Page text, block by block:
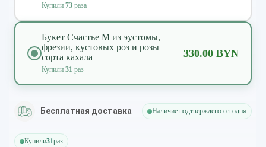
Купили 73 раза
Букет Счастье M из эустомы,
фрезии, кустовых роз и розы
сорта кахала
Купили 31 раз
330.00 BYN
Бесплатная доставка Наличие подтверждено сегодня
Купили31раз